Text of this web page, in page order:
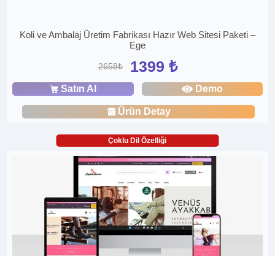
Koli ve Ambalaj Üretim Fabrikası Hazır Web Sitesi Paketi –
Ege
2658₺ 1399 ₺
Satın Al Demo
Ürün Detay
Çoklu Dil Özelliği